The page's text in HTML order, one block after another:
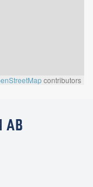
contributors
AB